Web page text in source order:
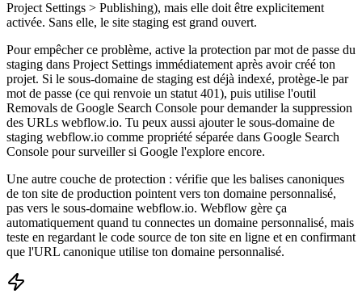
Project Settings > Publishing), mais elle doit être explicitement
activée. Sans elle, le site staging est grand ouvert.
Pour empêcher ce problème, active la protection par mot de passe du
staging dans Project Settings immédiatement après avoir créé ton
projet. Si le sous-domaine de staging est déjà indexé, protège-le par
mot de passe (ce qui renvoie un statut 401), puis utilise l'outil
Removals de Google Search Console pour demander la suppression
des URLs webflow.io. Tu peux aussi ajouter le sous-domaine de
staging webflow.io comme propriété séparée dans Google Search
Console pour surveiller si Google l'explore encore.
Une autre couche de protection : vérifie que les balises canoniques
de ton site de production pointent vers ton domaine personnalisé,
pas vers le sous-domaine webflow.io. Webflow gère ça
automatiquement quand tu connectes un domaine personnalisé, mais
teste en regardant le code source de ton site en ligne et en confirmant
que l'URL canonique utilise ton domaine personnalisé.